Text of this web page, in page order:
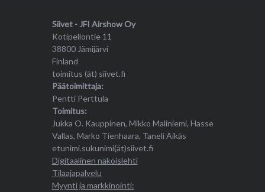
Siivet - JFI Airshow Oy
Kotipellontie 11
38800 Jämijärvi
Finland
toimitus (ät) siivet.fi
Päätoimittaja:
Pentti Perttula
Toimitus:
Jukka O. Kauppinen, Mikko Maliniemi, Hasse
Vallas, Marko Tienhaara, Taneli Äikäs
etunimi.sukunimi(ät)siivet.fi
Digitaalinen näköislehti
Tilaajapalvelu
Myynti ja markkinointi: